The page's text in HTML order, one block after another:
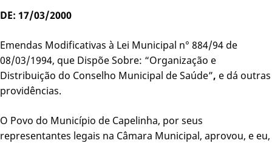
DE: 17/03/2000
Emendas Modificativas à Lei Municipal n° 884/94 de
08/03/1994, que Dispõe Sobre: “Organização e
Distribuição do Conselho Municipal de Saúde”, e dá outras
providências.
O Povo do Município de Capelinha, por seus
representantes legais na Câmara Municipal, aprovou, e eu,